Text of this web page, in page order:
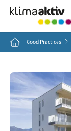
Home Good Practices